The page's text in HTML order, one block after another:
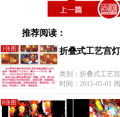
推荐阅读：
1张图 折叠式工艺宫
类别：折叠式工艺
时间：2015-05-01
8张图